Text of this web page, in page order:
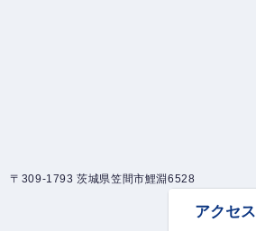
〒309-1793 茨城県笠間市鯉淵6528
アクセス